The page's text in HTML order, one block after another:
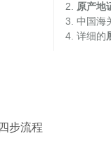
2.
原产地
3. 中国海
4. 详细的
步流程